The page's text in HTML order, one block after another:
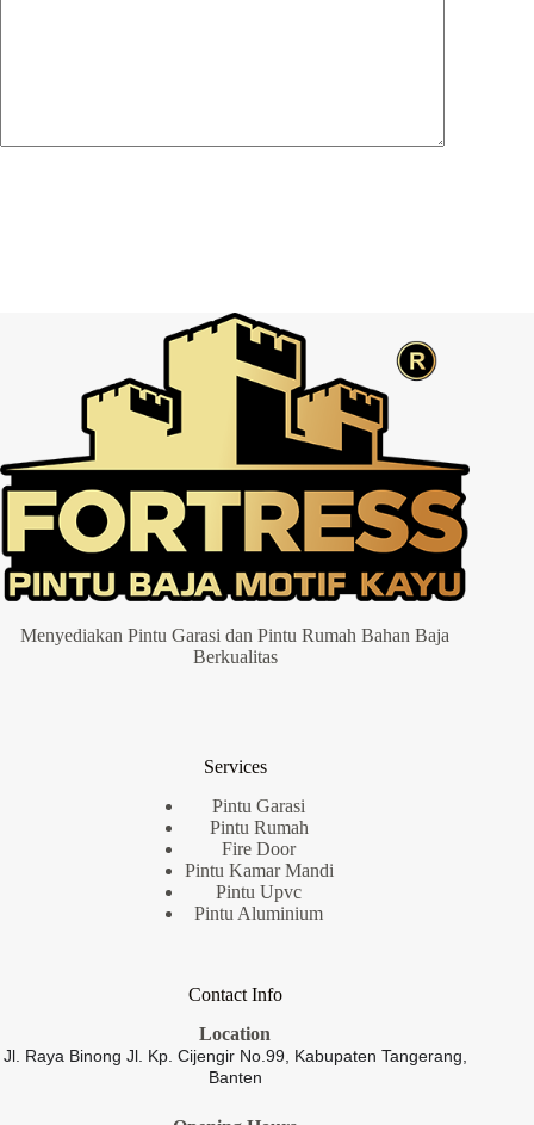
Menyediakan Pintu Garasi dan Pintu Rumah Bahan Baja
Berkualitas
Services
Pintu Garasi
Pintu Rumah
Fire Door
Pintu Kamar Mandi
Pintu Upvc
Pintu Aluminium
Contact Info
Location
Jl. Raya Binong Jl. Kp. Cijengir No.99, Kabupaten Tangerang,
Banten